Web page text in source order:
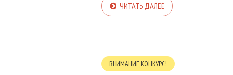
ЧИТАТЬ ДАЛЕЕ
ВНИМАНИЕ, КОНКУРС!